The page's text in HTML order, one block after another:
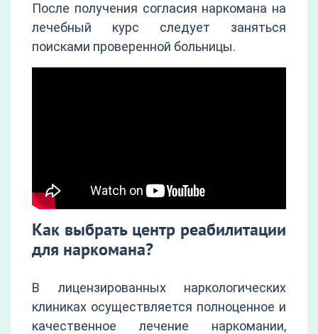
После получения согласия наркомана на
лечебный курс следует заняться
поисками проверенной больницы.
Как выбрать центр реабилитации
для наркомана?
В лицензированных наркологических
клиниках осуществляется полноценное и
качественное лечение наркомании,